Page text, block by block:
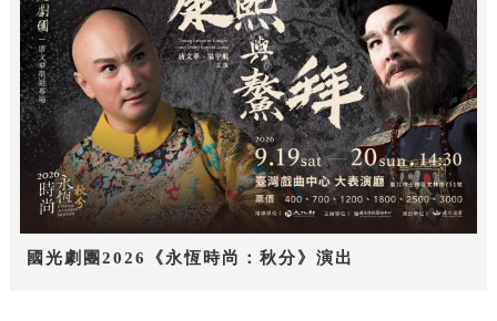
國光劇團2026《永恆時尚：秋分》演出